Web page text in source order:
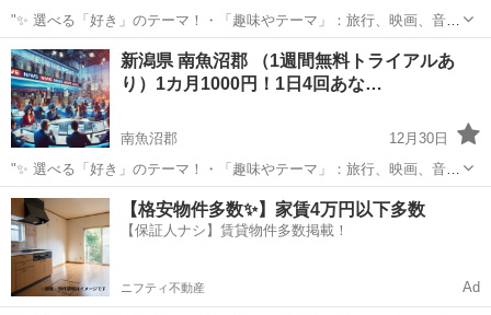
"✨ 選べる「好き」のテーマ！・「趣味やテーマ」：旅行、映画、音
楽、ペットなど、好きなものをもっと楽しめる情報をお届けします。
⏰ 1日4回のタイムリーな配信 7:00: 目覚めの1通で1日を元気にスター
ト！12:0...
新潟 中魚沼郡 その他
新潟県 南魚沼郡 （1週間無料トライアルあ
り）1カ月1000円！1日4回あな…
南魚沼郡
12月30日
"✨ 選べる「好き」のテーマ！・「趣味やテーマ」：旅行、映画、音
楽、ペットなど、好きなものをもっと楽しめる情報をお届けします。
⏰ 1日4回のタイムリーな配信 7:00: 目覚めの1通で1日を元気にスター
ト！12:0...
新潟 南魚沼郡 その他
【格安物件多数✨】家賃4万円以下多数
【保証人ナシ】賃貸物件多数掲載！
ニフティ不動産 Ad